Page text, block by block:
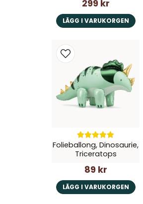
299 kr
LÄGG I VARUKORGEN
Folieballong, Dinosaurie,
Triceratops
89 kr
LÄGG I VARUKORGEN